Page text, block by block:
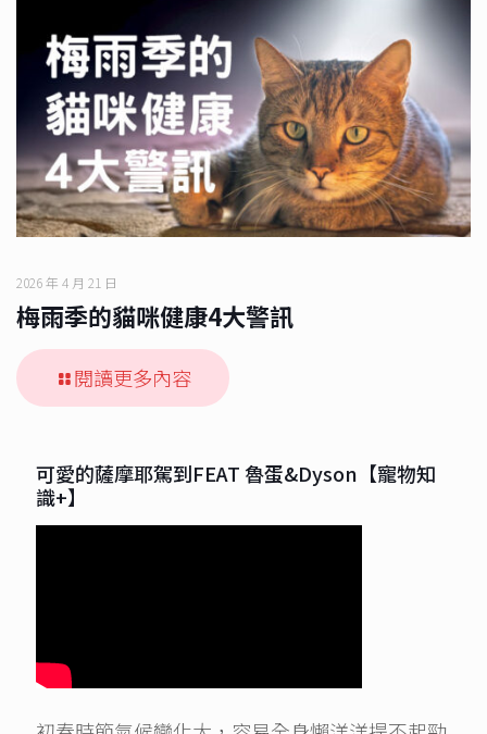
2026 年 4 月 21 日
梅雨季的貓咪健康4大警訊
閱讀更多內容
可愛的薩摩耶駕到FEAT 魯蛋&Dyson【寵物知
識+】